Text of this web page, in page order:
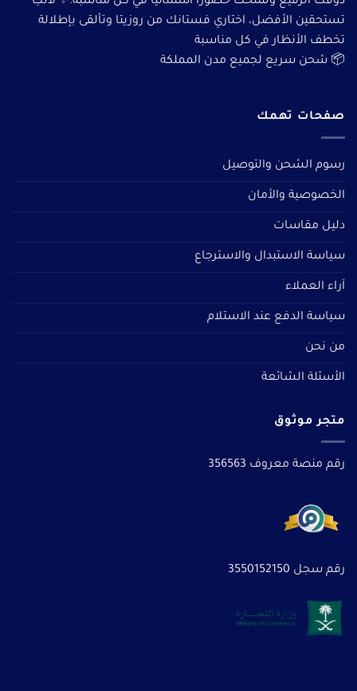
تستحقين الأفضل، اختاري فستانك من روزيتا وتألقى بإطلالة
تخطف الأنظار في كل مناسبة
📦 شحن سريع لجميع مدن المملكة
صفحات تهمك
رسوم الشحن والتوصيل
الخصوصية والأمان
دليل مقاسات
سياسة الاستبدال والاسترجاع
آراء العملاء
سياسة الدفع عند الاستلام
من نحن
الأسئلة الشائعة
متجر موثوق
رقم منصة معروف 356563
رقم سجل 3550152150